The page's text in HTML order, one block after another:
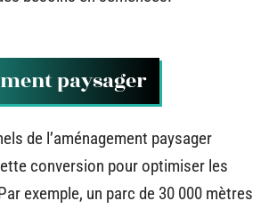
paysager
de l’aménagement paysager
conversion pour optimiser les
exemple, un parc de 30 000 mètres